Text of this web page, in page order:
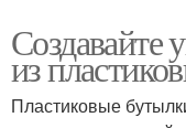
Создавайте
из
Пластиковые